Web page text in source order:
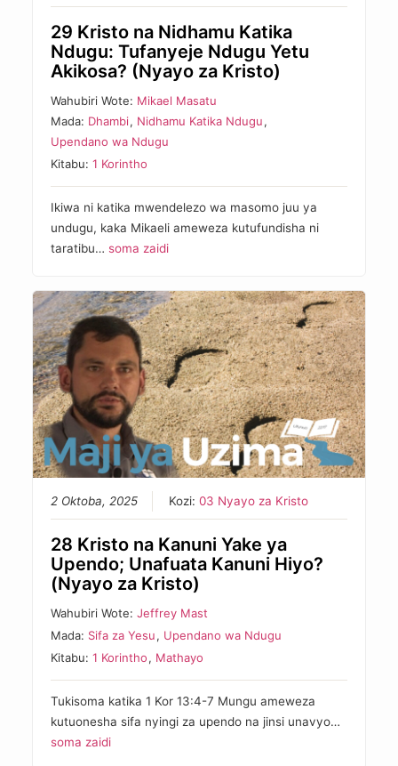
29 Kristo na Nidhamu Katika
Ndugu: Tufanyeje Ndugu Yetu
Akikosa? (Nyayo za Kristo)
Wahubiri Wote: Mikael Masatu
Mada: Dhambi, Nidhamu Katika Ndugu,
Upendano wa Ndugu
Kitabu:1 Korintho
Ikiwa ni katika mwendelezo wa masomo juu ya
undugu, kaka Mikaeli ameweza kutufundisha ni
taratibu…soma zaidi
2 Oktoba, 2025 Kozi:03 Nyayo za Kristo
28 Kristo na Kanuni Yake ya
Upendo; Unafuata Kanuni Hiyo?
(Nyayo za Kristo)
Wahubiri Wote:Jeffrey Mast
Mada: Sifa za Yesu, Upendano wa Ndugu
Kitabu:1 Korintho, Mathayo
Tukisoma katika 1 Kor 13:4-7 Mungu ameweza
kutuonesha sifa nyingi za upendo na jinsi unavyo…
soma zaidi